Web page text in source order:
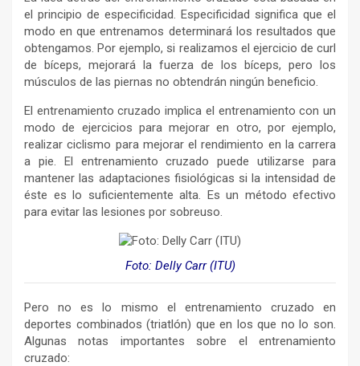
el principio de especificidad. Especificidad significa que el
modo en que entrenamos determinará los resultados que
obtengamos. Por ejemplo, si realizamos el ejercicio de curl
de bíceps, mejorará la fuerza de los bíceps, pero los
músculos de las piernas no obtendrán ningún beneficio.
El entrenamiento cruzado implica el entrenamiento con un
modo de ejercicios para mejorar en otro, por ejemplo,
realizar ciclismo para mejorar el rendimiento en la carrera
a pie. El entrenamiento cruzado puede utilizarse para
mantener las adaptaciones fisiológicas si la intensidad de
éste es lo suficientemente alta. Es un método efectivo
para evitar las lesiones por sobreuso.
Foto: Delly Carr (ITU)
Pero no es lo mismo el entrenamiento cruzado en
deportes combinados (triatlón) que en los que no lo son.
Algunas notas importantes sobre el entrenamiento
cruzado: